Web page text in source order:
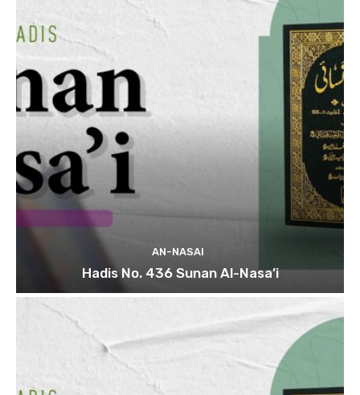
AN-NASAI
Hadis No. 436 Sunan Al-Nasa’i